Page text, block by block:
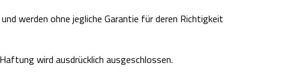
werden ohne jegliche Garantie für deren Richtigkeit
wird ausdrücklich ausgeschlossen.